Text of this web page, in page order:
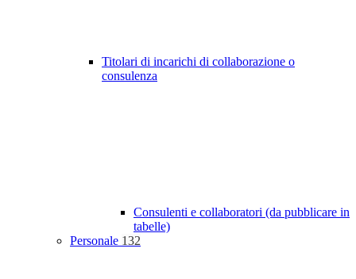
Titolari di incarichi di collaborazione o
consulenza
Consulenti e collaboratori (da pubblicare in
tabelle)
Personale 132